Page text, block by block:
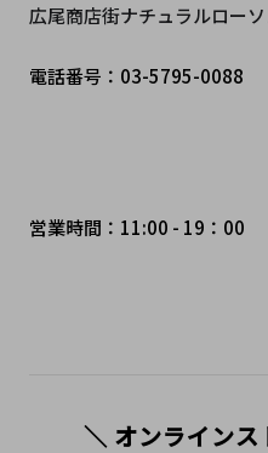
広尾商店街ナチュラルロー
電話番号：03-5795-0088
営業時間：11:00 - 19：00
＼ オンライン